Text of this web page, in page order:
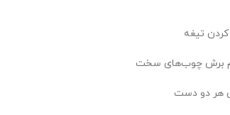
تیغه
برش چوب‌های سخت
هر دو دست